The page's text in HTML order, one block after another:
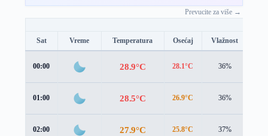
Prevucite za više →
Sat Vreme Temperatura Osećaj Vlažnost
00:00 28.9°C 28.1°C 36%
01:00 28.5°C 26.9°C 36%
02:00 27.9°C 25.8°C 37%